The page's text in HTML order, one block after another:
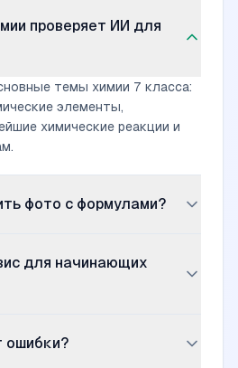
проверяет ИИ для
темы химии 7 класса:
элементы,
химические реакции и
фото с формулами?
формулами. ИИ распознает
записи.
для начинающих
химии. Объяснения
ошибки?